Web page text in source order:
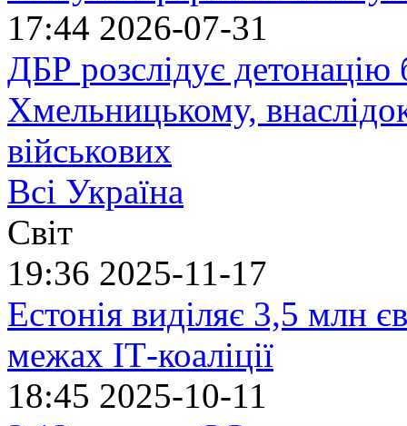
17:44 2026-07-31
ДБР розслідує детонацію
Хмельницькому,
військових
Всі Україна
Світ
19:36 2025-11-17
Естонія виділяє 3,5 млн
межах ІТ-коаліції
18:45 2025-10-11